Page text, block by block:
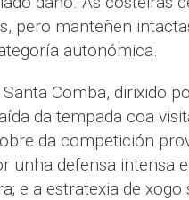
pero manteñen
autonómica.
Comba, dirixido
da tempada coa
da competición
unha defensa intensa
e a estratexia de xogo